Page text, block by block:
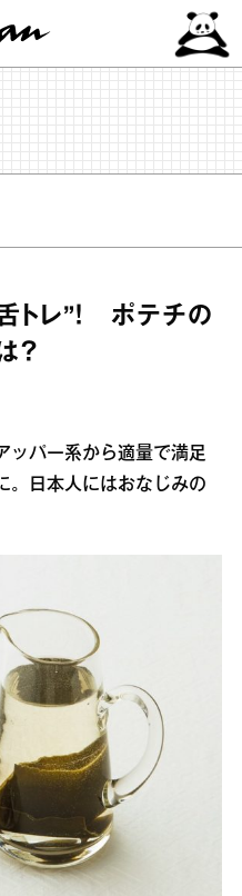
トレ”！ ポテチの
？
ッパー系から適量で満足
。日本人にはおなじみの